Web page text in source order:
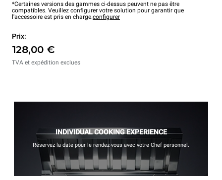
*Certaines versions des gammes ci-dessus peuvent ne pas être
compatibles. Veuillez configurer votre solution pour garantir que
l'accessoire est pris en charge.configurer
Prix:
128,00 €
TVA et expédition exclues
INDIVIDUAL COOKING EXPERIENCE
Réservez la date pour le rendez-vous avec votre Chef personnel.